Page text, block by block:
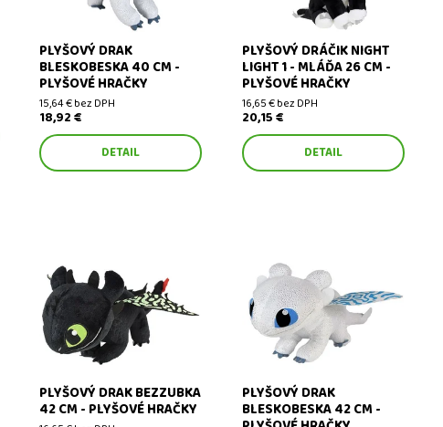
PLYŠOVÝ DRAK
BLESKOBESKA 40 CM -
PLYŠOVÉ HRAČKY
15,64 € bez DPH
18,92 €
DETAIL
PLYŠOVÝ DRÁČIK NIGHT
LIGHT 1 - MLÁĎA 26 CM -
PLYŠOVÉ HRAČKY
16,65 € bez DPH
20,15 €
DETAIL
Plyšový drak Bezzubka 42 cm
- plyšové hračky
PLYŠOVÝ DRAK BEZZUBKA
42 CM - PLYŠOVÉ HRAČKY
Plyšový drak Bleskobeska 42
cm - plyšové hračky
PLYŠOVÝ DRAK
BLESKOBESKA 42 CM -